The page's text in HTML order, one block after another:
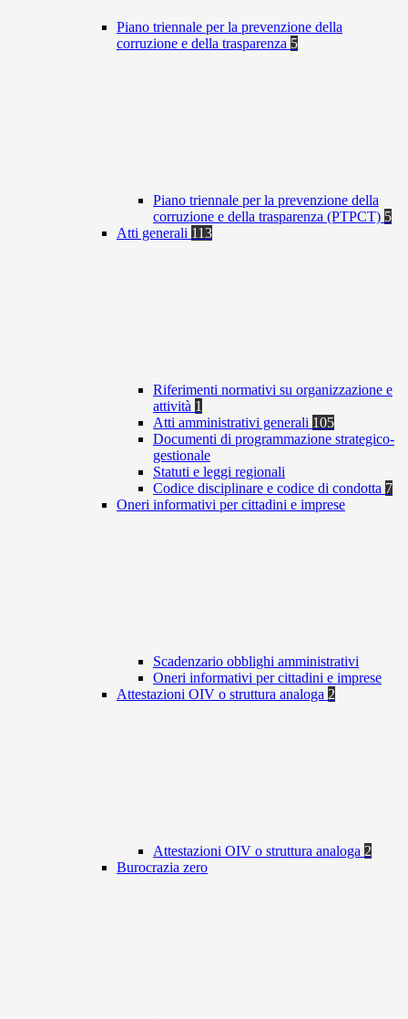
Piano triennale per la prevenzione della
corruzione e della trasparenza 5
Piano triennale per la prevenzione della
corruzione e della trasparenza (PTPCT) 5
Atti generali 113
Riferimenti normativi su organizzazione e
attività 1
Atti amministrativi generali 105
Documenti di programmazione strategico-
gestionale
Statuti e leggi regionali
Codice disciplinare e codice di condotta 7
Oneri informativi per cittadini e imprese
Scadenzario obblighi amministrativi
Oneri informativi per cittadini e imprese
Attestazioni OIV o struttura analoga 2
Attestazioni OIV o struttura analoga 2
Burocrazia zero